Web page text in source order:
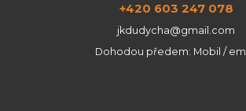
+420 603 247 078
jkdudycha@gmail.com
Dohodou předem: Mobil /